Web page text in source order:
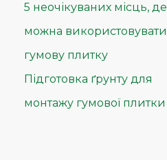
5 неочікуваних місць, де
можна використовувати
гумову плитку
Підготовка ґрунту для
монтажу гумової плитки